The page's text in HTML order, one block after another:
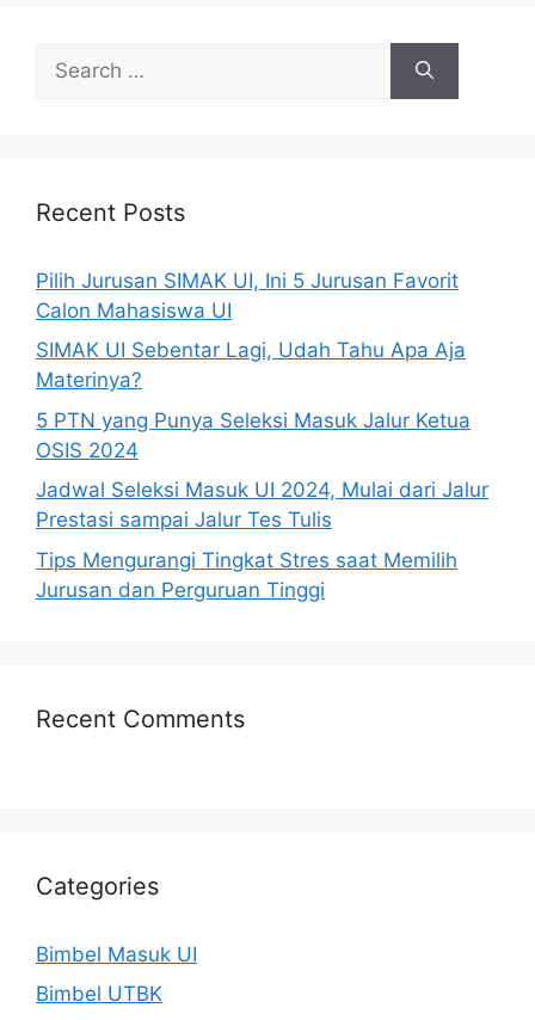
Recent Posts
Pilih Jurusan SIMAK UI, Ini 5 Jurusan Favorit
Calon Mahasiswa UI
SIMAK UI Sebentar Lagi, Udah Tahu Apa Aja
Materinya?
5 PTN yang Punya Seleksi Masuk Jalur Ketua
OSIS 2024
Jadwal Seleksi Masuk UI 2024, Mulai dari Jalur
Prestasi sampai Jalur Tes Tulis
Tips Mengurangi Tingkat Stres saat Memilih
Jurusan dan Perguruan Tinggi
Recent Comments
Categories
Bimbel Masuk UI
Bimbel UTBK